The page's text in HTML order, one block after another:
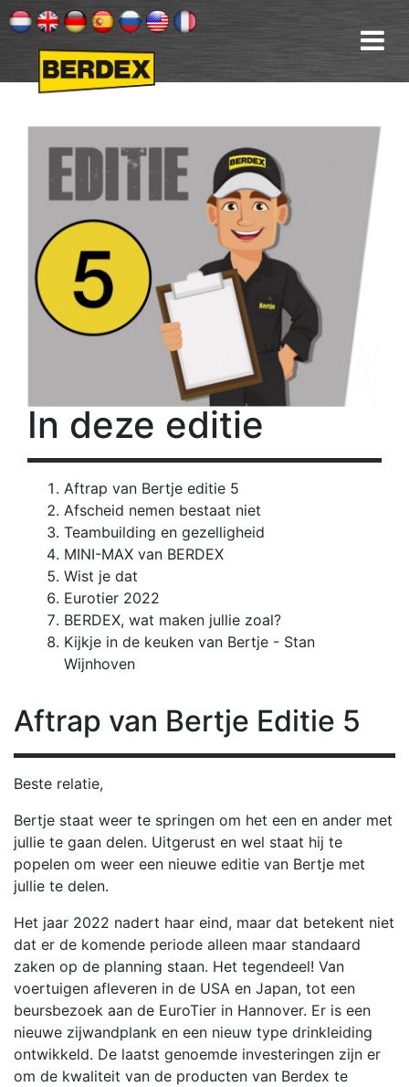
In deze editie
Aftrap van Bertje editie 5
Afscheid nemen bestaat niet
Teambuilding en gezelligheid
MINI-MAX van BERDEX
Wist je dat
Eurotier 2022
BERDEX, wat maken jullie zoal?
Kijkje in de keuken van Bertje - Stan
Wijnhoven
Aftrap van Bertje Editie 5
Beste relatie,
Bertje staat weer te springen om het een en ander met
jullie te gaan delen. Uitgerust en wel staat hij te
popelen om weer een nieuwe editie van Bertje met
jullie te delen.
Het jaar 2022 nadert haar eind, maar dat betekent niet
dat er de komende periode alleen maar standaard
zaken op de planning staan. Het tegendeel! Van
voertuigen afleveren in de USA en Japan, tot een
beursbezoek aan de EuroTier in Hannover. Er is een
nieuwe zijwandplank en een nieuw type drinkleiding
ontwikkeld. De laatst genoemde investeringen zijn er
om de kwaliteit van de producten van Berdex te